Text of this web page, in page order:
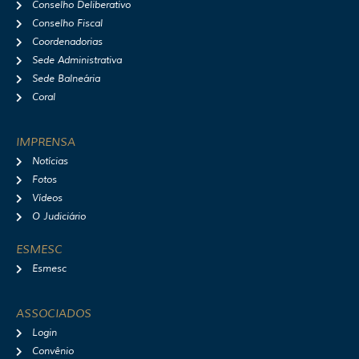
Conselho Deliberativo
Conselho Fiscal
Coordenadorias
Sede Administrativa
Sede Balneária
Coral
IMPRENSA
Notícias
Fotos
Vídeos
O Judiciário
ESMESC
Esmesc
ASSOCIADOS
Login
Convênio